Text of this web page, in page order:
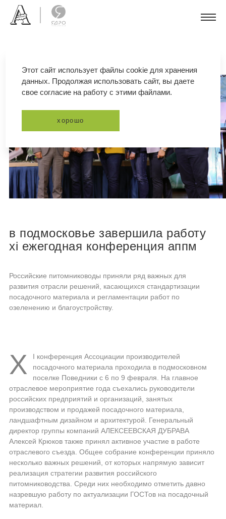
в подмосковье завершила работу
xi ежегодная конференция аппм
Российские питомниководы приняли ряд важных для
развития отрасли решений, касающихся стандартизации
посадочного материала и регламентации работ по
озеленению и благоустройству.
X
I конференция Ассоциации производителей
посадочного материала проходила в подмосковном
поселке Поведники с 6 по 9 февраля. На главное
отраслевое мероприятие года съехались руководители
российских предприятий и организаций, занятых
производством и продажей посадочного материала,
ландшафтным дизайном и архитектурой. Генеральный
директор группы компаний АЛЕКСЕЕВСКАЯ ДУБРАВА
Алексей Крюков также принял активное участие в работе
отраслевого съезда. Общее собрание конференции приняло
несколько важных решений, от которых напрямую зависит
реализация стратегии развития российского
питомниководства. Среди них необходимо отметить давно
назревшую работу по актуализации ГОСТов на посадочный
материал.
Этот сайт использует файлы cookie для хранения
данных. Продолжая использовать сайт, вы даете
свое согласие на работу с этими файлами.
хорошо